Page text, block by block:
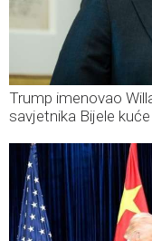
Trump imenovao
savjetnika Bijele kuće